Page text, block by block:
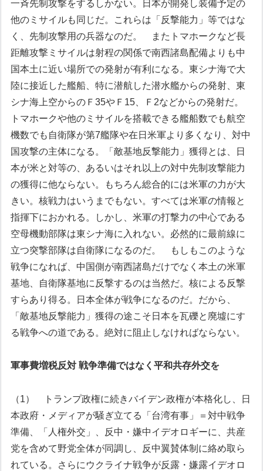
一斉先制攻撃をするしかない。日本が開発し装備予定の
他のミサイルも同じだ。これらは「反撃能力」等ではな
く、先制攻撃用の兵器なのだ。
またトマホークなど長
距離攻撃ミサイルは射程の関係で南西諸島配備よりも中
国本土に近い場所での発射が有利になる。東シナ海で大
陸に接近した艦船、特に潜航した潜水艦からの発射、東
シナ海上空からのＦ35やＦ15、Ｆ2などからの発射だ。
トマホークや他のミサイルを搭載できる艦船数でも航空
機数でも自衛隊が第7艦隊や在日米軍より多くなり、対中
国攻撃の主体になる。「敵基地反撃能力」獲得とは、日
本が米と対等の、あるいはそれ以上の対中先制攻撃能力
の獲得に他ならない。もちろん総合的には米軍の力が大
きい。核戦力はいうまでもない。すべては米軍の情報と
指揮下におかれる。しかし、米軍の打撃力の中心である
空母機動部隊は東シナ海に入れない。必然的に最前線に
立つ突撃部隊は自衛隊になるのだ。
もしもこのような
戦争になれば、中国側が南西諸島だけでなく本土の米軍
基地、自衛隊基地に反撃するのは当然だ。核による反撃
すらあり得る。日本全体が戦争になるのだ。だから、
「敵基地反撃能力」獲得の途こそ日本を瓦礫と廃墟にす
る戦争への道である。絶対に阻止しなければならない。
軍事費増税反対 戦争準備ではなく平和共存外交を
（1） トランプ政権に続きバイデン政権が本格化し、日
本政府・メディアが騒ぎ立てる「台湾有事」＝対中戦争
準備、「人権外交」、反中・嫌中イデオロギーに、共産
党を含めて野党全体が同調し、反中翼賛体制に絡め取ら
れている。さらにウクライナ戦争が反露・嫌露イデオロ